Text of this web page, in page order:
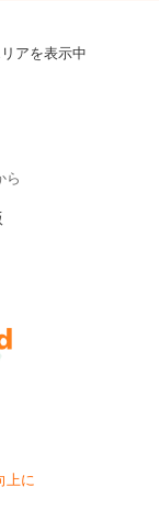
アを表示中
ら
上に